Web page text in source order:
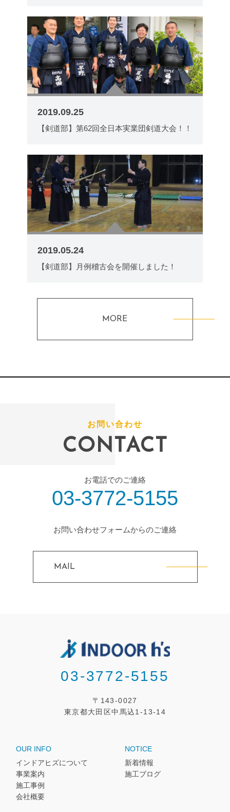
2019.09.25
【剣道部】第62回全日本実業団剣道大会！！
2019.05.24
【剣道部】月例稽古会を開催しました！
MORE
お問い合わせ
CONTACT
お電話でのご連絡
03-3772-5155
お問い合わせフォームからのご連絡
MAIL
03-3772-5155
〒143-0027
東京都大田区中馬込1-13-14
OUR INFO
インドアヒズについて
事業案内
施工事例
会社概要
NOTICE
新着情報
施工ブログ